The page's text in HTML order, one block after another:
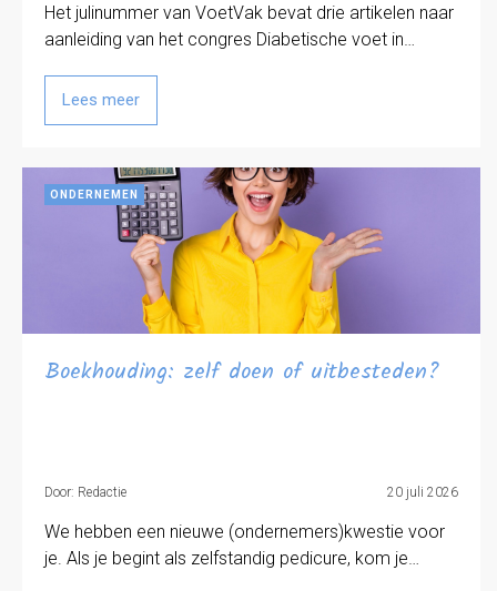
Het julinummer van VoetVak bevat drie artikelen naar
aanleiding van het congres Diabetische voet in…
Lees meer
ONDERNEMEN
Boekhouding: zelf doen of uitbesteden?
Door: Redactie 20 juli 2026
We hebben een nieuwe (ondernemers)kwestie voor
je. Als je begint als zelfstandig pedicure, kom je…